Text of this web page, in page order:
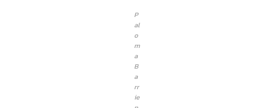
P
al
o
m
a
B
a
rr
ie